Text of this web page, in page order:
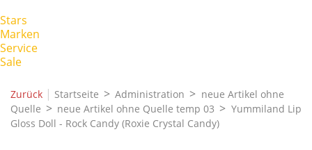
Stars
Marken
Service
Sale
Zurück | Startseite Administration
neue Artikel ohne
Quelle
neue Artikel ohne Quelle temp 03
Yummiland Lip
Gloss Doll - Rock Candy (Roxie Crystal Candy)